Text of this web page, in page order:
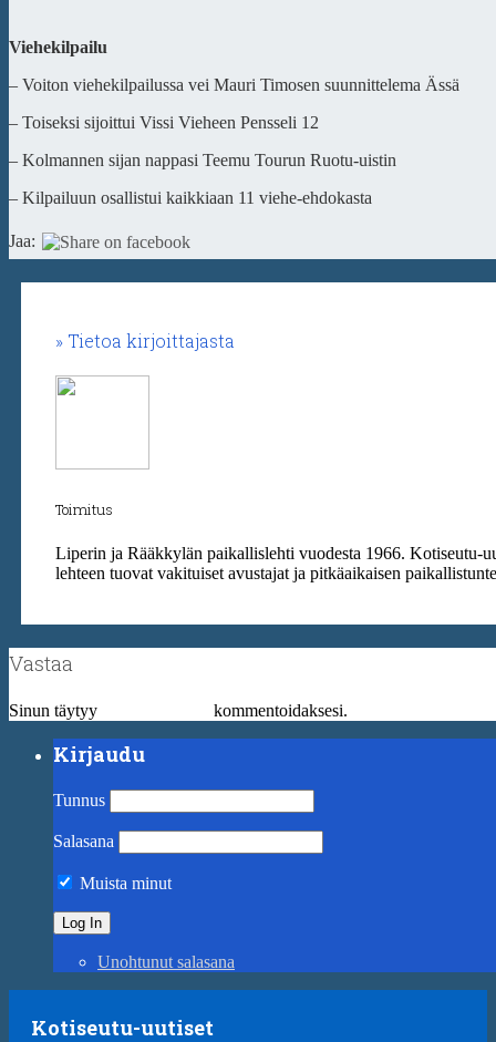
Viehekilpailu
– Voiton viehekilpailussa vei Mauri Timosen suunnittelema Ässä
– Toiseksi sijoittui Vissi Vieheen Pensseli 12
– Kolmannen sijan nappasi Teemu Tourun Ruotu-uistin
– Kilpailuun osallistui kaikkiaan 11 viehe-ehdokasta
Jaa:
Tietoa kirjoittajasta
Toimitus
Liperin ja Rääkkylän paikallislehti vuodesta 1966. Kotiseutu-
lehteen tuovat vakituiset avustajat ja pitkäaikaisen
Vastaa
Sinun täytyy kommentoidaksesi.
Kirjaudu
Tunnus
Salasana
Muista minut
Unohtunut salasana
Kotiseutu-uutiset